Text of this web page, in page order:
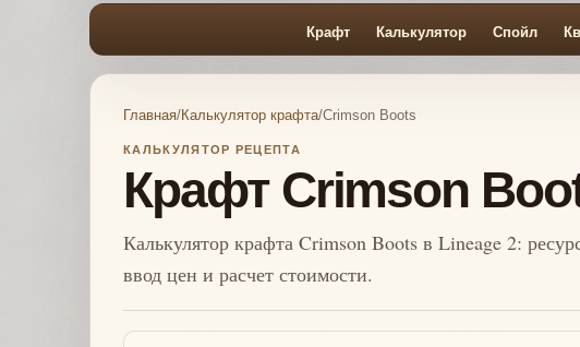
Крафт Калькулятор Спойл
Главная/Калькулятор крафта/Crimson Boots
КАЛЬКУЛЯТОР РЕЦЕПТА
Крафт Crimson
Калькулятор крафта Crimson Boots в Lineage 2:
ввод цен и расчет стоимости.